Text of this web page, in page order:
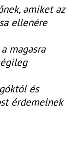
amiket az
ellenére
magasra
és
érdemelnek